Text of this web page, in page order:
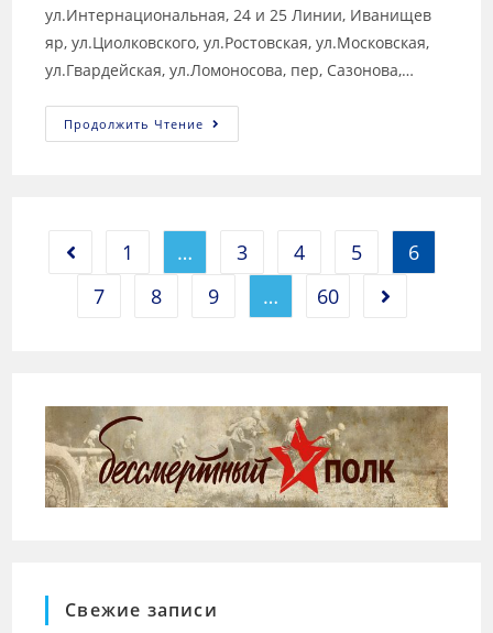
ул.Интернациональная, 24 и 25 Линии, Иванищев
яр, ул.Циолковского, ул.Ростовская, ул.Московская,
ул.Гвардейская, ул.Ломоносова, пер, Сазонова,…
Продолжить Чтение
1 … 3 4 5
6
7
8 9 … 60
Свежие записи